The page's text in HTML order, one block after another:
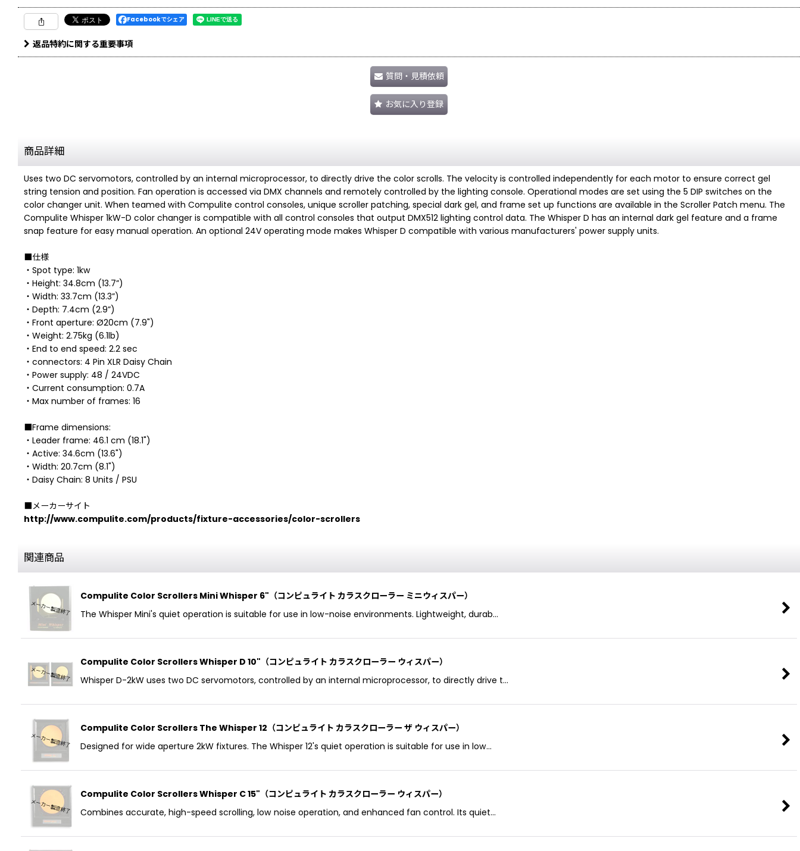
Facebookでシェア
返品特約に関する重要事項
質問・見積依頼
お気に入り登録
商品詳細
Uses two DC servomotors, controlled by an internal microprocessor, to directly drive the color scrolls. The velocity is controlled independently for each motor to ensure correct gel
string tension and position. Fan operation is accessed via DMX channels and remotely controlled by the lighting console. Operational modes are set using the 5 DIP switches on the
color changer unit. When teamed with Compulite control consoles, unique scroller patching, special dark gel, and frame set up functions are available in the Scroller Patch menu. The
Compulite Whisper 1kW-D color changer is compatible with all control consoles that output DMX512 lighting control data. The Whisper D has an internal dark gel feature and a frame
snap feature for easy manual operation. An optional 24V operating mode makes Whisper D compatible with various manufacturers' power supply units.
■仕様
・Spot type: 1kw
・Height: 34.8cm (13.7”)
・Width: 33.7cm (13.3”)
・Depth: 7.4cm (2.9”)
・Front aperture: Ø20cm (7.9")
・Weight: 2.75kg (6.1lb)
・End to end speed: 2.2 sec
・connectors: 4 Pin XLR Daisy Chain
・Power supply: 48 / 24VDC
・Current consumption: 0.7A
・Max number of frames: 16
■Frame dimensions:
・Leader frame: 46.1 cm (18.1")
・Active: 34.6cm (13.6")
・Width: 20.7cm (8.1")
・Daisy Chain: 8 Units / PSU
■メーカーサイト
http://www.compulite.com/products/fixture-accessories/color-scrollers
関連商品
Compulite Color Scrollers Mini Whisper 6"（コンピュライト カラスクローラー ミニウィスパー）
The Whisper Mini's quiet operation is suitable for use in low-noise environments. Lightweight, durab…
Compulite Color Scrollers Whisper D 10"（コンピュライト カラスクローラー ウィスパー）
Whisper D-2kW uses two DC servomotors, controlled by an internal microprocessor, to directly drive t…
Compulite Color Scrollers The Whisper 12（コンピュライト カラスクローラー ザ ウィスパー）
Designed for wide aperture 2kW fixtures. The Whisper 12's quiet operation is suitable for use in low…
Compulite Color Scrollers Whisper C 15"（コンピュライト カラスクローラー ウィスパー）
Combines accurate, high-speed scrolling, low noise operation, and enhanced fan control. Its quiet…